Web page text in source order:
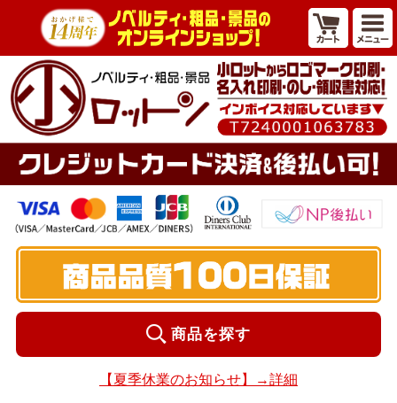
商品を探す
【夏季休業のお知らせ】→詳細